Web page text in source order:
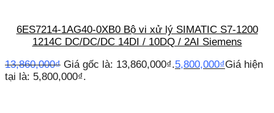
6ES7214-1AG40-0XB0 Bộ vi xử lý SIMATIC S7-1200
1214C DC/DC/DC 14DI / 10DQ / 2AI Siemens
13,860,000₫ Giá gốc là: 13,860,000₫.5,800,000₫Giá hiện
tại là: 5,800,000₫.